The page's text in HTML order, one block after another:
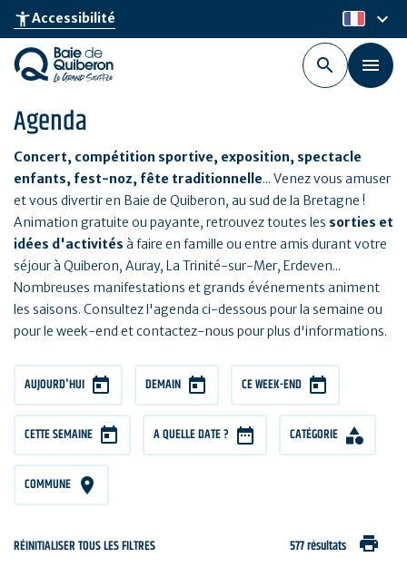
Aller
au
contenu
principal
accessibility_newAccessibilité fr
keyboard_arrow_down
Agenda
Concert, compétition sportive, exposition, spectacle
enfants, fest-noz, fête traditionnelle... Venez vous amuser
et vous divertir en Baie de Quiberon, au sud de la Bretagne !
Animation gratuite ou payante, retrouvez toutes les sorties et
idées d'activités à faire en famille ou entre amis durant votre
séjour à Quiberon, Auray, La Trinité-sur-Mer, Erdeven...
Nombreuses manifestations et grands événements animent
les saisons. Consultez l'agenda ci-dessous pour la semaine ou
pour le week-end et contactez-nous pour plus d'informations.
AUJOURD'HUI DEMAIN CE WEEK-END
CETTE SEMAINE A QUELLE DATE ? CATÉGORIE
COMMUNE
RÉINITIALISER TOUS LES FILTRES 577 résultats print